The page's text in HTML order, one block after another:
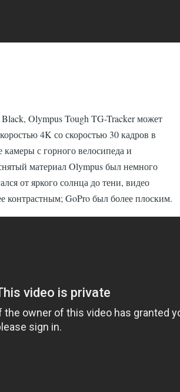
Olympus Tough TG-Tracker может
4K со скоростью 30 кадров в
камеры с горного велосипеда и
материал Olympus был немного
от яркого солнца до тени, видео
контрастным; GoPro был более плоским.